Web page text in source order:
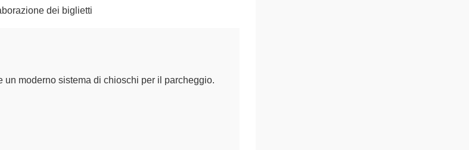
dei biglietti
moderno sistema di chioschi per il parcheggio.